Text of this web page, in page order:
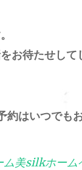
お待たせして
約はいつでも
ム美silkホーム